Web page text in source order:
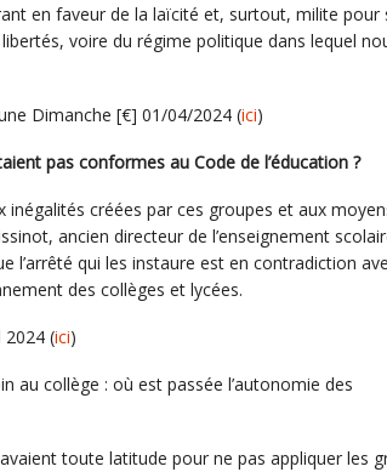
en faveur de la laïcité et, surtout, milite pour
voire du régime politique dans lequel
Dimanche [€] 01/04/2024 (ici)
pas conformes au Code de l’éducation ?
inégalités créées par ces groupes et aux
ancien directeur de l’enseignement
l’arrêté qui les instaure est en contradiction
des collèges et lycées.
2024 (ici)
au collège : où est passée l’autonomie des
toute latitude pour ne pas appliquer les